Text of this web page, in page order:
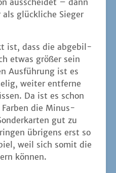
weil sich somit die
können.
Reiz ent­wi­ckelt
mit allen sechs
ist auch die bei­
zu emp­feh­len, die
der Zwei­fel auch die
mit ein­be­zieht.
bei der Auf­lö­sung
noch­mals